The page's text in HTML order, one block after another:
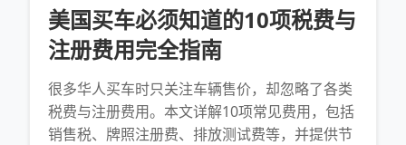
美国买车必须知道的10项税费与
注册费用完全指南
很多华人买车时只关注车辆售价，却忽略了各类
税费与注册费用。本文详解10项常见费用，包括
销售税、牌照注册费、排放测试费等，并提供节